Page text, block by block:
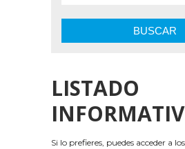
BUSCAR
LISTADO
Si lo prefieres, puedes acceder a los